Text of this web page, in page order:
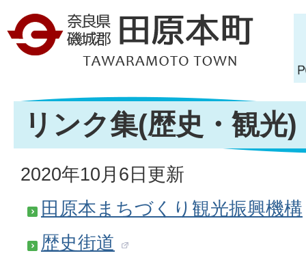
リンク集(歴史・観光)
2020年10月6日更新
田原本まちづくり観光振興機構
歴史街道